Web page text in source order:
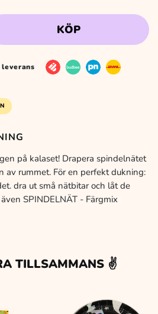
KÖP
på kalaset! Drapera spindelnätet
av rummet. För en perfekt dukning:
dra ut små nätbitar och låt de
SPINDELNÄT - Färgmix
TILLSAMMANS ✌️